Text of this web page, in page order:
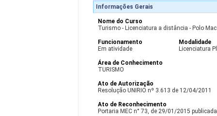
Informações Gerais
Nome do Curso
Turismo - Licenciatura a distância - Polo
Funcionamento
Em atividade
Modalidade
Licenciatura
Área de Conhecimento
TURISMO
Ato de Autorização
Resolução UNIRIO nº 3.613 de 12/04/2011
Ato de Reconhecimento
Portaria MEC n° 73, de 29/01/2015